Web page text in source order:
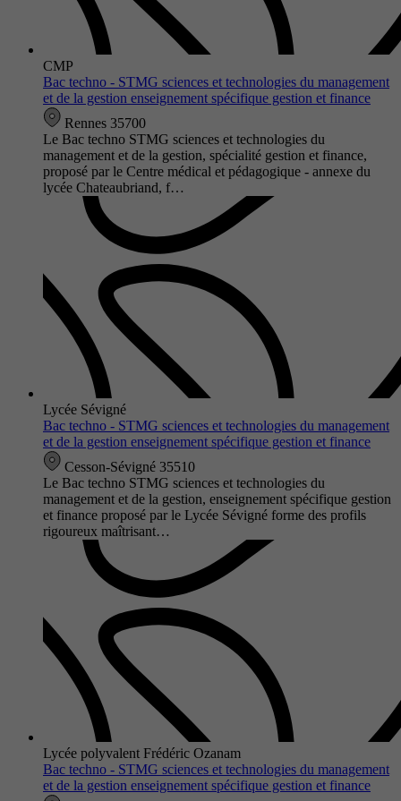
CMP
Bac techno - STMG sciences et technologies du management
et de la gestion enseignement spécifique gestion et finance
Rennes 35700
Le Bac techno STMG sciences et technologies du
management et de la gestion, spécialité gestion et finance,
proposé par le Centre médical et pédagogique - annexe du
lycée Chateaubriand, f…
Lycée Sévigné
Bac techno - STMG sciences et technologies du management
et de la gestion enseignement spécifique gestion et finance
Cesson-Sévigné 35510
Le Bac techno STMG sciences et technologies du
management et de la gestion, enseignement spécifique gestion
et finance proposé par le Lycée Sévigné forme des profils
rigoureux maîtrisant…
Lycée polyvalent Frédéric Ozanam
Bac techno - STMG sciences et technologies du management
et de la gestion enseignement spécifique gestion et finance